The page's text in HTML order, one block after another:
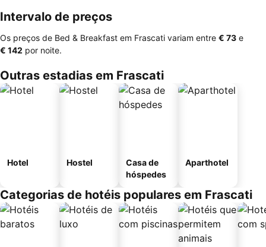
Intervalo de preços
Os preços de Bed & Breakfast em Frascati variam entre ‎€ 73 e
‎€ 142 por noite.
Outras estadias em Frascati
Hotel Hostel
Casa de
hóspedes
Aparthotel
Categorias de hotéis populares em Frascati